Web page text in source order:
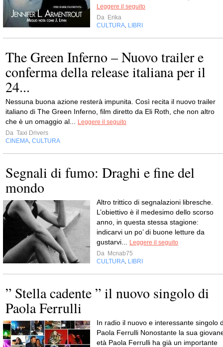
Leggere il seguito
Da Erika
CULTURA LIBRI
The Green Inferno – Nuovo trailer e
conferma della release italiana per il
24...
Nessuna buona azione resterà impunita. Così recita il nuovo trailer
italiano di The Green Inferno, film diretto da Eli Roth, che non altro
che è un omaggio al...
Leggere il seguito
Da Taxi Drivers
CINEMA CULTURA
Segnali di fumo: Draghi e fine del
mondo
Altro trittico di segnalazioni libresche.
L’obiettivo è il medesimo dello scorso
anno, in questa stessa stagione:
indicarvi un po’ di buone letture da
gustarvi...
Leggere il seguito
Da Mcnab75
CULTURA LIBRI
” Stella cadente ” il nuovo singolo di
Paola Ferrulli
In radio il nuovo e interessante singolo
Paola Ferrulli Nonostante la sua
età Paola Ferrulli ha già un importante